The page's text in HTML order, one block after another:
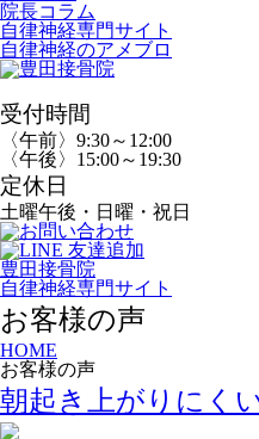
院長コラム
自律神経専門サイト
自律神経のアメブロ
受付時間
〈午前〉9:30～12:00
〈午後〉15:00～19:30
定休日
土曜午後・日曜・祝日
豊田接骨院
自律神経専門サイト
お客様の声
HOME
お客様の声
朝起き上がりにく